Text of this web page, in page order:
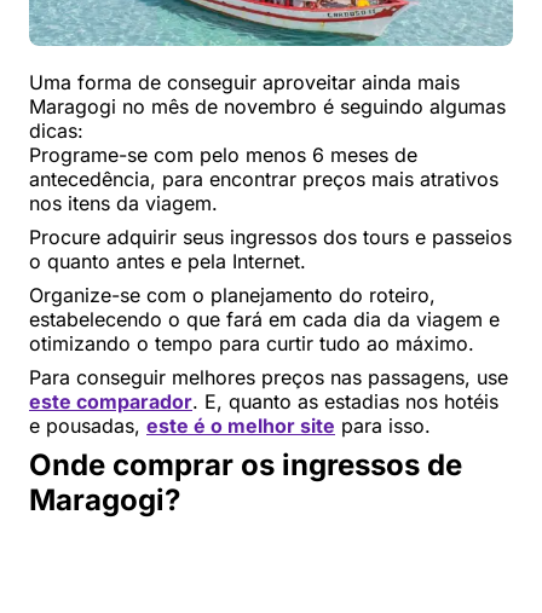
Uma forma de conseguir aproveitar ainda mais
Maragogi no mês de novembro é seguindo algumas
dicas:
Programe-se com pelo menos 6 meses de
antecedência, para encontrar preços mais atrativos
nos itens da viagem.
Procure adquirir seus ingressos dos tours e passeios
o quanto antes e pela Internet.
Organize-se com o planejamento do roteiro,
estabelecendo o que fará em cada dia da viagem e
otimizando o tempo para curtir tudo ao máximo.
Para conseguir melhores preços nas passagens, use
este comparador. E, quanto as estadias nos hotéis
e pousadas, este é o melhor site para isso.
Onde comprar os ingressos de
Maragogi?